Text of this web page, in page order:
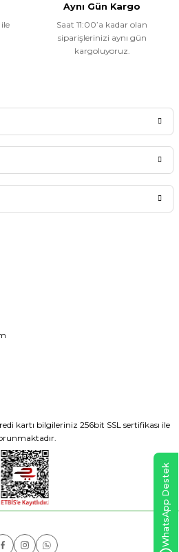
Aynı Gün Kargo
Saat 11:00’a kadar olan
siparişlerinizi aynı gün
kargoluyoruz.
kartı bilgileriniz 256bit SSL sertifikası ile
WhatsApp Destek